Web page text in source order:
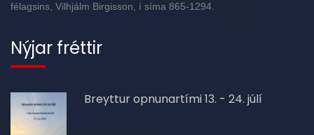
félagsins, Vilhjálm Birgisson, í síma 865-1294.
Nýjar fréttir
Breyttur opnunartími 13. - 24. júlí